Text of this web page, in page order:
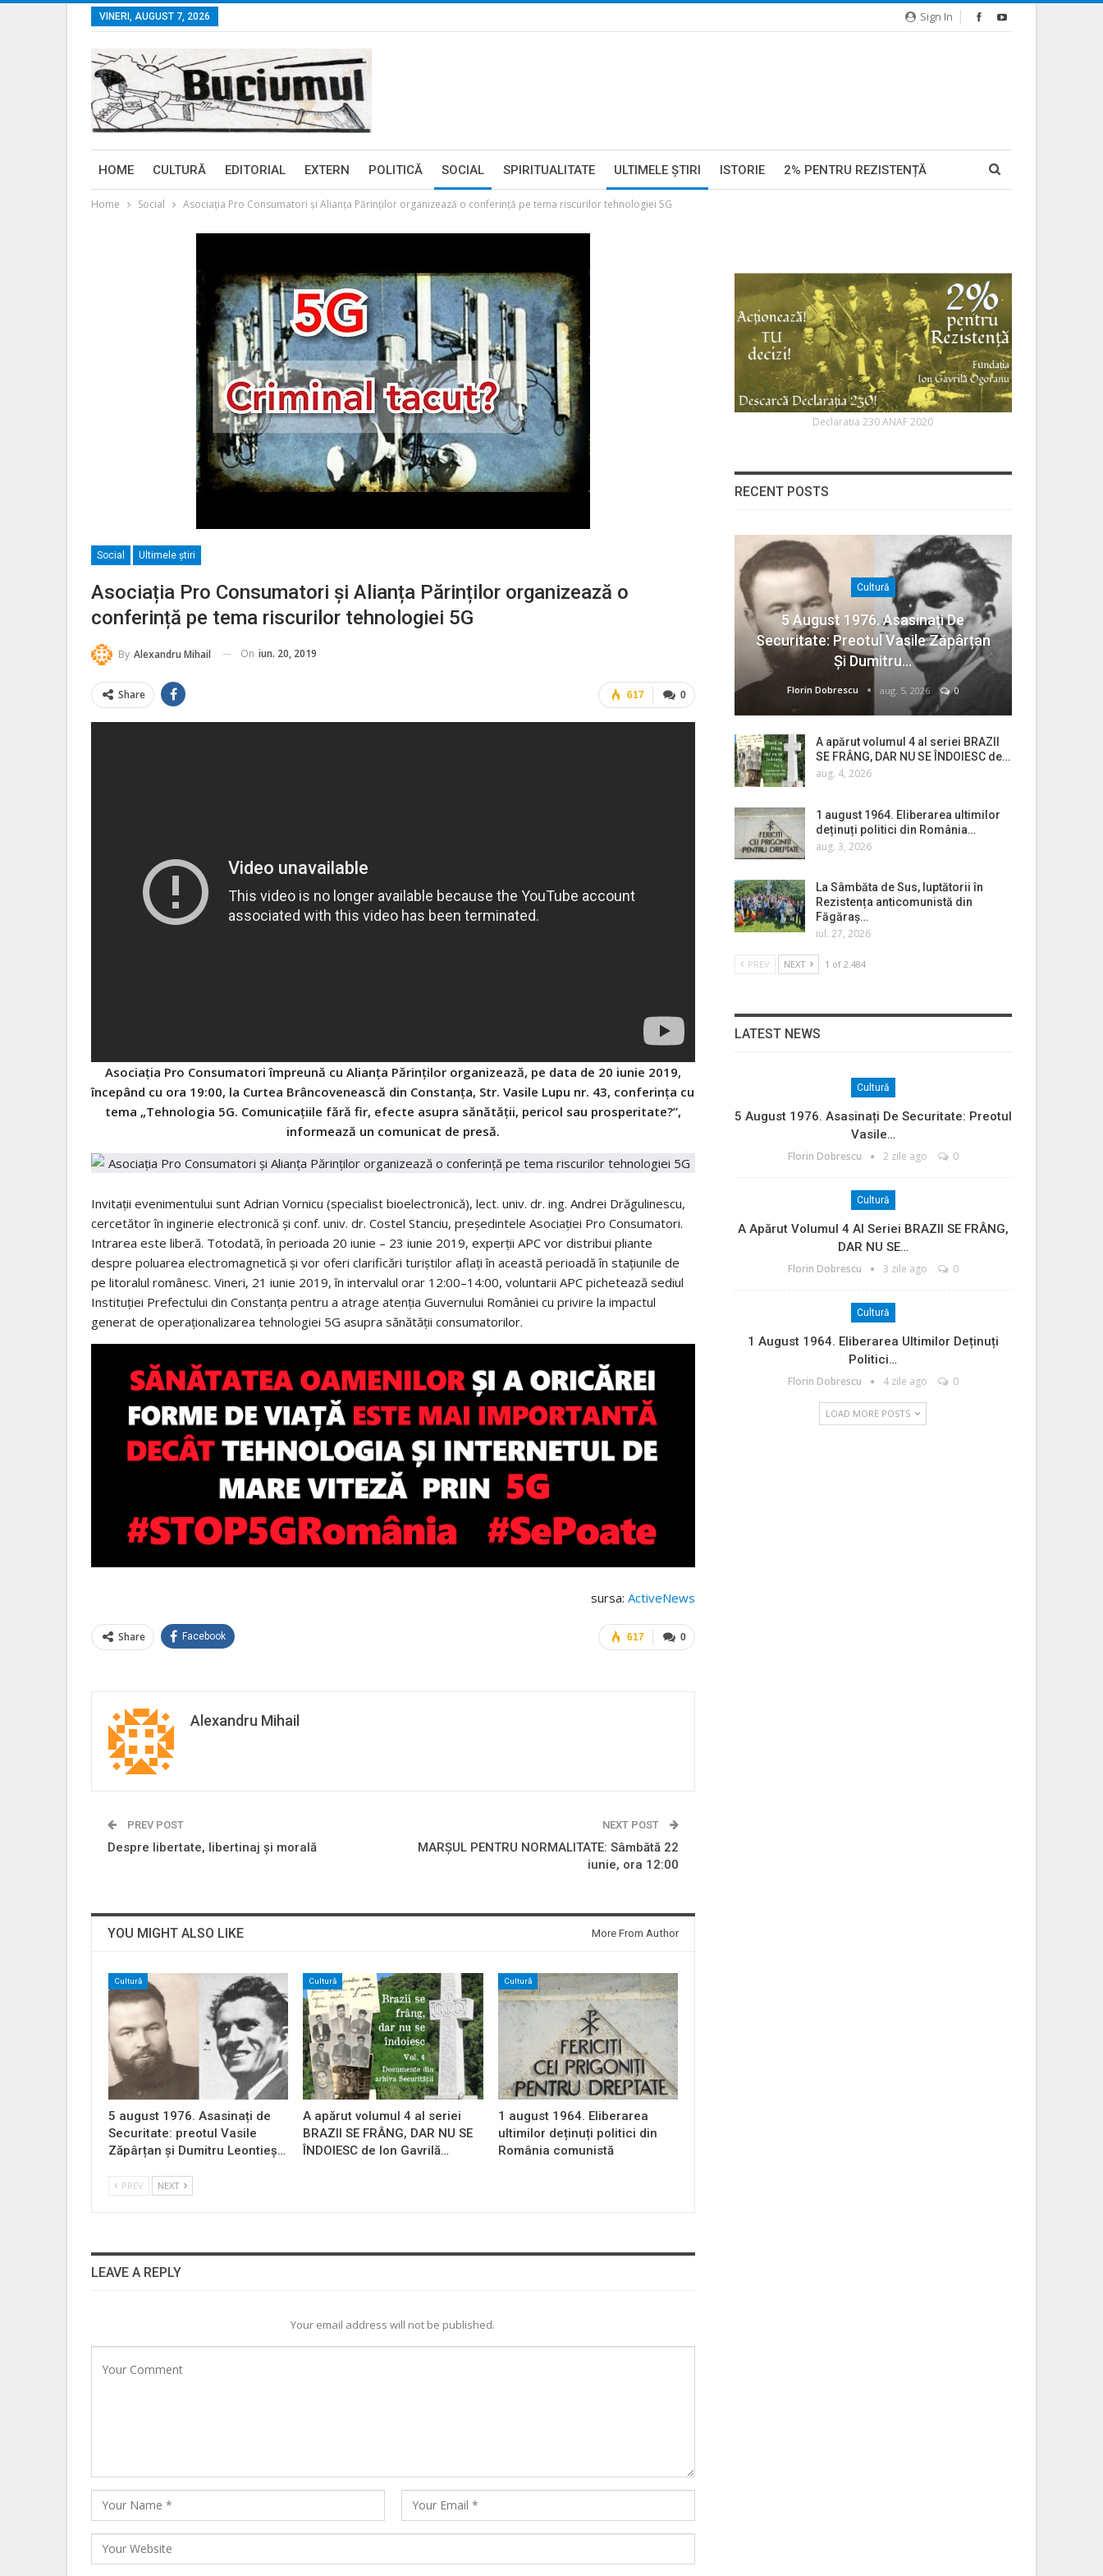
Sign In
VINERI, AUGUST 7, 2026
HOME CULTURĂ EDITORIAL EXTERN POLITICĂ SOCIAL SPIRITUALITATE ULTIMELE ŞTIRI ISTORIE 2% PENTRU REZISTENȚĂ
Home Social Asociația Pro Consumatori și Alianța Părinților organizează o conferință pe tema riscurilor tehnologiei 5G
Social Ultimele ştiri
Asociația Pro Consumatori și Alianța Părinților organizează o
conferință pe tema riscurilor tehnologiei 5G
By Alexandru Mihail On iun. 20, 2019
0
617
Share
Asociația Pro Consumatori împreună cu Alianța Părinților organizează, pe data de 20 iunie 2019,
începând cu ora 19:00, la Curtea Brâncovenească din Constanța, Str. Vasile Lupu nr. 43, conferința cu
tema „Tehnologia 5G. Comunicațiile fără fir, efecte asupra sănătății, pericol sau prosperitate?”,
informează un comunicat de presă.
Invitații evenimentului sunt Adrian Vornicu (specialist bioelectronică), lect. univ. dr. ing. Andrei Drăgulinescu,
cercetător în inginerie electronică și conf. univ. dr. Costel Stanciu, președintele Asociației Pro Consumatori.
Intrarea este liberă. Totodată, în perioada 20 iunie – 23 iunie 2019, experții APC vor distribui pliante
despre poluarea electromagnetică și vor oferi clarificări turiștilor aflați în această perioadă în stațiunile de
pe litoralul românesc. Vineri, 21 iunie 2019, în intervalul orar 12:00–14:00, voluntarii APC pichetează sediul
Instituției Prefectului din Constanța pentru a atrage atenția Guvernului României cu privire la impactul
generat de operaționalizarea tehnologiei 5G asupra sănătății consumatorilor.
sursa: ActiveNews
0
617
Share Facebook
Alexandru Mihail
PREV POST
Despre libertate, libertinaj și morală
NEXT POST
MARȘUL PENTRU NORMALITATE: Sâmbătă 22
iunie, ora 12:00
YOU MIGHT ALSO LIKE More From Author
Cultură
5 august 1976. Asasinați de
Securitate: preotul Vasile
Zăpârțan și Dumitru Leontieș…
Cultură
A apărut volumul 4 al seriei
BRAZII SE FRÂNG, DAR NU SE
ÎNDOIESC de Ion Gavrilă…
Cultură
1 august 1964. Eliberarea
ultimilor deținuți politici din
România comunistă
PREV NEXT
LEAVE A REPLY
Your email address will not be published.
Declaratia 230 ANAF 2020
RECENT POSTS
Cultură
5 August 1976. Asasinați De
Securitate: Preotul Vasile Zăpârțan
Și Dumitru…
Florin Dobrescu aug. 5, 2026 0
A apărut volumul 4 al seriei BRAZII
SE FRÂNG, DAR NU SE ÎNDOIESC de…
aug. 4, 2026
1 august 1964. Eliberarea ultimilor
deținuți politici din România…
aug. 3, 2026
La Sâmbăta de Sus, luptătorii în
Rezistența anticomunistă din
Făgăraș…
iul. 27, 2026
PREV NEXT 1 of 2.484
LATEST NEWS
Cultură
5 August 1976. Asasinați De Securitate: Preotul
Vasile…
Florin Dobrescu 2 zile ago 0
Cultură
A Apărut Volumul 4 Al Seriei BRAZII SE FRÂNG,
DAR NU SE…
Florin Dobrescu 3 zile ago 0
Cultură
1 August 1964. Eliberarea Ultimilor Deținuți
Politici…
Florin Dobrescu 4 zile ago 0
LOAD MORE POSTS